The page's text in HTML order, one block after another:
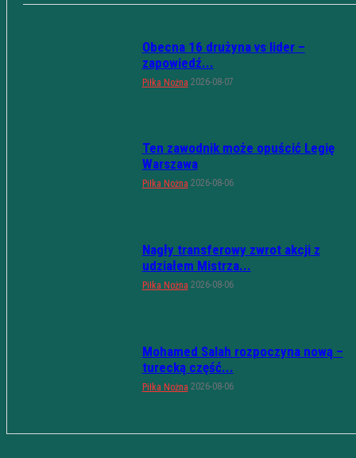
Obecna 16 drużyna vs lider –
zapowiedź...
Piłka Nożna 2026-08-07
Ten zawodnik może opuścić Legię
Warszawa
Piłka Nożna 2026-08-06
Nagły transferowy zwrot akcji z
udziałem Mistrza...
Piłka Nożna 2026-08-06
Mohamed Salah rozpoczyna nową –
turecką część...
Piłka Nożna 2026-08-06